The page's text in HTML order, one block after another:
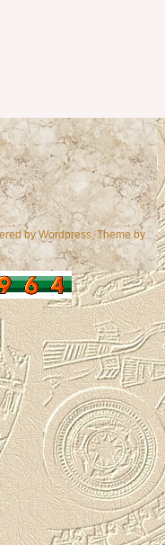
byWordpress, Theme by